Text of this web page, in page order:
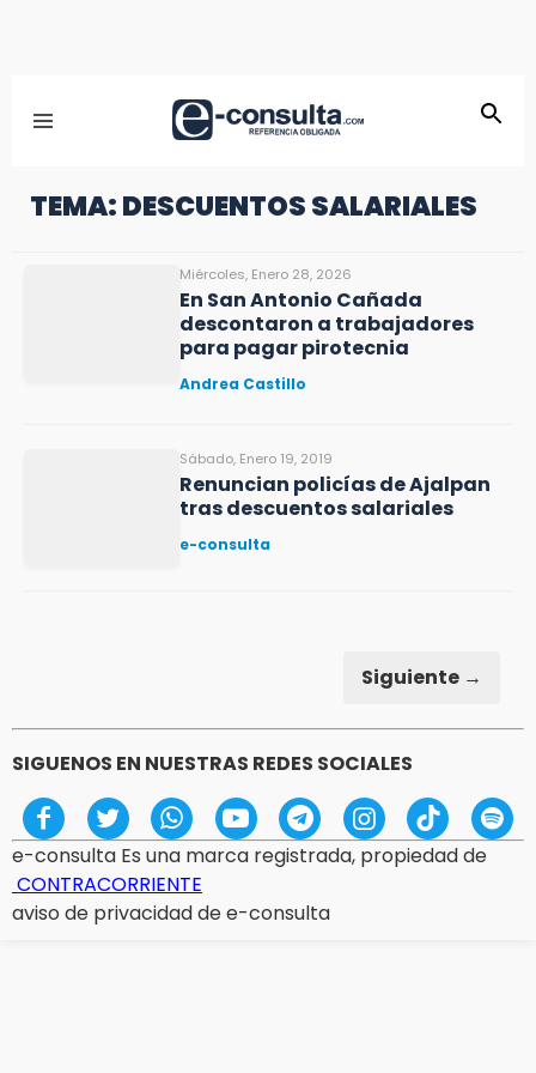
TEMA: DESCUENTOS SALARIALES
Miércoles, Enero 28, 2026
En San Antonio Cañada
descontaron a trabajadores
para pagar pirotecnia
Andrea Castillo
Sábado, Enero 19, 2019
Renuncian policías de Ajalpan
tras descuentos salariales
e-consulta
Siguiente →
SIGUENOS EN NUESTRAS REDES SOCIALES
e-consulta Es una marca registrada, propiedad de
CONTRACORRIENTE
aviso de privacidad de e-consulta